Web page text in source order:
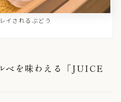
イされるぶどう
ベを味わえる「JUICE